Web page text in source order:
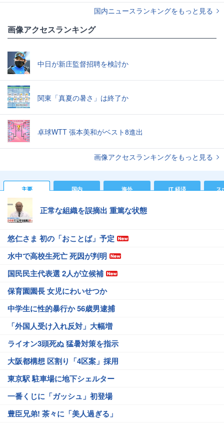
国内ニュースランキングをもっと見る
画像アクセスランキング
中日が新庄監督招聘を検討か
関東「真夏の暑さ」は終了か
卓球WTT 張本美和がベスト8進出
画像アクセスランキングをもっと見る
主要 国内 海外 IT 経済 ス
正常な組織を誤摘出 重篤な状態
悠仁さま 初の「おことば」予定
水中で高校生死亡 死因が判明
国民民主代表選 2人が立候補
保育園園長 女児にわいせつか
中学生に性的暴行か 56歳男逮捕
「外国人受け入れ反対」大幅増
ライオン3頭死ぬ 猛暑対策を指示
大阪都構想 区割り「4区案」採用
東京駅 駐車場に地下シェルター
一番くじに「ガッシュ」初登場
豊臣兄弟! 茶々に「美人過ぎる」